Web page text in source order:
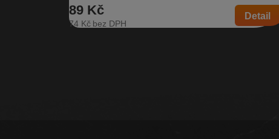
89 Kč
74 Kč
Detail